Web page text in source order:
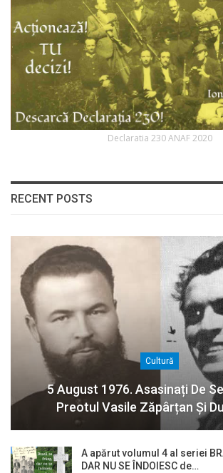
Declaratia 230 ANAF 2020
RECENT POSTS
Cultură
5 August 1976. Asasinați De
Preotul Vasile Zăpârțan Și
A apărut volumul 4 al seriei
DAR NU SE ÎNDOIESC de…